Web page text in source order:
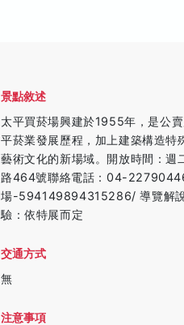
景點敘述
太平買菸場興建於1955年，是公
平菸業發展歷程，加上建築構造特
藝術文化的新場域。開放時間：
路464號聯絡電話：04-
場-594149894315286/ 導覽解
驗：依特展而定
交通方式
無
注意事項